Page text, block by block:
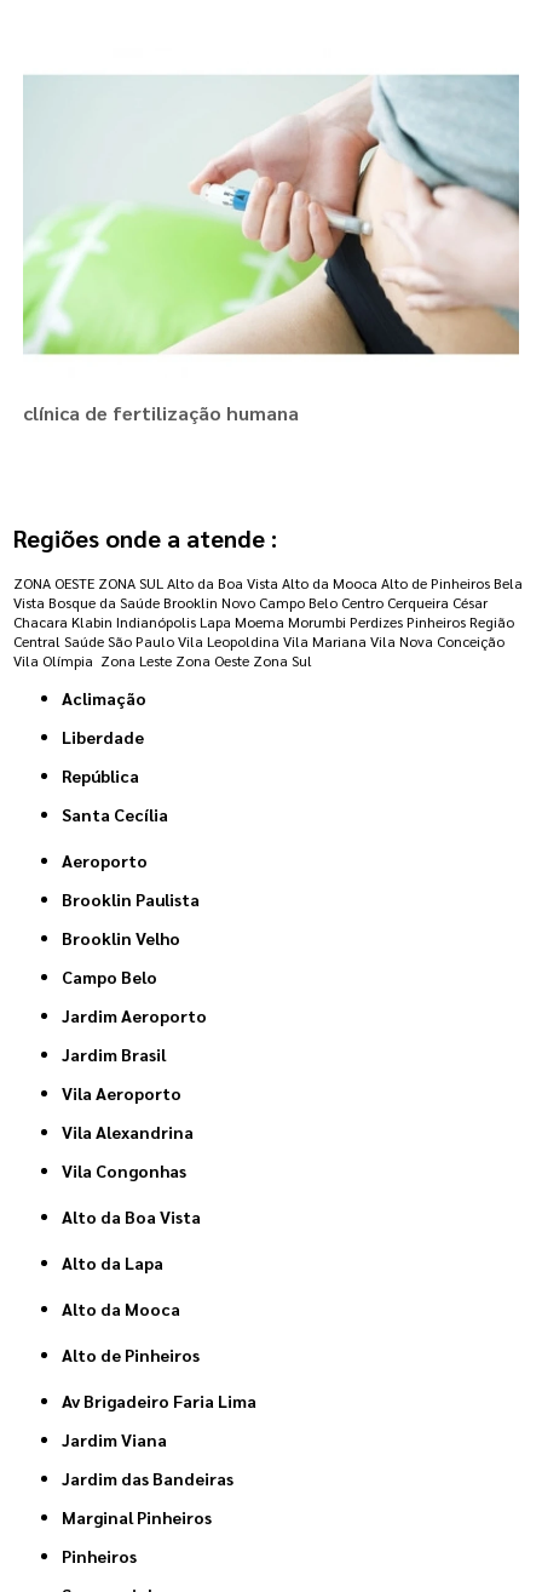
clínica de fertilização humana
Regiões onde a atende :
ZONA OESTE ZONA SUL Alto da Boa Vista Alto da Mooca Alto de Pinheiros Bela
Vista Bosque da Saúde Brooklin Novo Campo Belo Centro Cerqueira César
Chacara Klabin Indianópolis Lapa Moema Morumbi Perdizes Pinheiros Região
Central Saúde São Paulo Vila Leopoldina Vila Mariana Vila Nova Conceição
Vila Olímpia Zona Leste Zona Oeste Zona Sul
Aclimação
Liberdade
República
Santa Cecília
Aeroporto
Brooklin Paulista
Brooklin Velho
Campo Belo
Jardim Aeroporto
Jardim Brasil
Vila Aeroporto
Vila Alexandrina
Vila Congonhas
Alto da Boa Vista
Alto da Lapa
Alto da Mooca
Alto de Pinheiros
Av Brigadeiro Faria Lima
Jardim Viana
Jardim das Bandeiras
Marginal Pinheiros
Pinheiros